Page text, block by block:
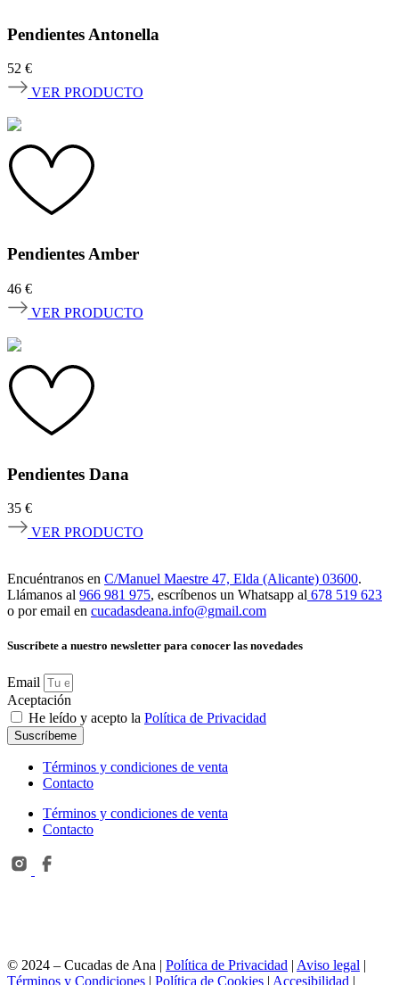
Pendientes Antonella
52 €
VER PRODUCTO
Pendientes Amber
46 €
VER PRODUCTO
Pendientes Dana
35 €
VER PRODUCTO
Encuéntranos en C/Manuel Maestre 47, Elda (Alicante) 03600.
Llámanos al 966 981 975, escríbenos un Whatsapp al 678 519 623
o por email en cucadasdeana.info@gmail.com
Suscríbete a nuestro newsletter para conocer las novedades
Email
Aceptación
He leído y acepto la Política de Privacidad
Suscríbeme
Términos y condiciones de venta
Contacto
Términos y condiciones de venta
Contacto
© 2024 – Cucadas de Ana | Política de Privacidad | Aviso legal |
Términos y Condiciones | Política de Cookies | Accesibilidad |